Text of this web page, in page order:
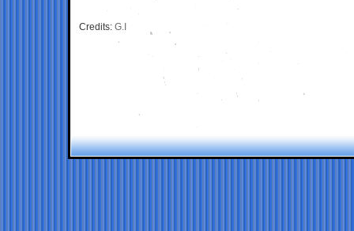
Credits: G.I